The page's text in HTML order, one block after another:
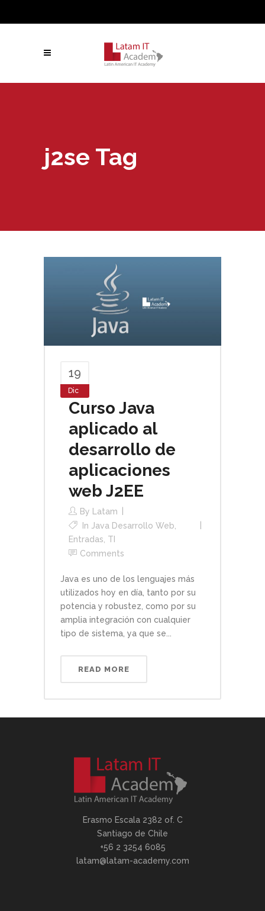
j2se Tag
19
Dic
Curso Java
aplicado al
desarrollo de
aplicaciones
web J2EE
By Latam
In Java Desarrollo Web,
Entradas, TI
Comments
Java es uno de los lenguajes más
utilizados hoy en día, tanto por su
potencia y robustez, como por su
amplia integración con cualquier
tipo de sistema, ya que se...
READ MORE
Erasmo Escala 2382 of. C
Santiago de Chile
+56 2 3254 6085
latam@latam-academy.com